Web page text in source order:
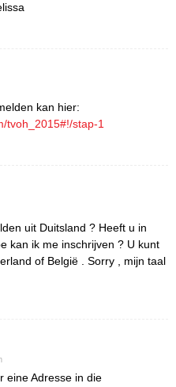
kan hier:
tvoh_2015#!/stap-1
uit Duitsland ? Heeft u in
kan ik me inschrijven ? U kunt
of België . Sorry , mijn taal
eine Adresse in die